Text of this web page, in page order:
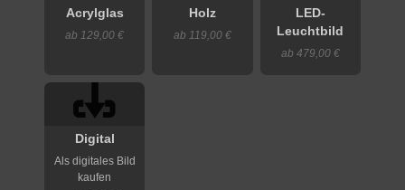
Acrylglas
ab 129,00 €
Holz
ab 119,00 €
LED-
Leuchtbild
ab 479,00 €
Digital
Als digitales Bild
kaufen